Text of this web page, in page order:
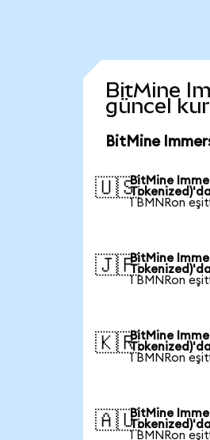
BitMine
güncel
BitMine
🇺🇸BitMine
1 BMNRon
🇯🇵BitMine
1 BMNRon
🇰🇷BitMine
1 BMNRon
🇦🇺BitMine
1 BMNRon